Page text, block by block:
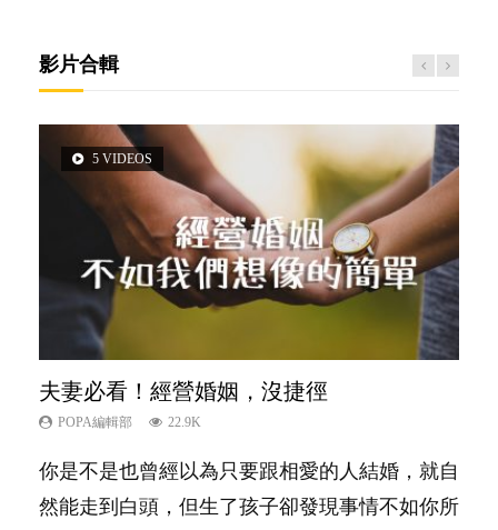
影片合輯
5 VIDEOS
夫妻必看！經營婚姻，沒捷徑
POPA編輯部 22.9K
你是不是也曾經以為只要跟相愛的人結婚，就自
然能走到白頭，但生了孩子卻發現事情不如你所
3 VIDEOS
內向孩子的特質，你懂嗎？
POPA編輯部 10K
陽光又健談的孩子總是很容易得到大家的喜愛，
特別是在講究團隊精神、鼓勵大家積極發表意見
14 VIDEOS
新手父母不用怕
POPA編輯部 16.3K
相信許多人初為人父母，由懷孕開始到孩子呱呱
落地，心中都有數之不盡的問題～這裡一次過集
2 VIDEOS
想孩子學好外語，點做好？
POPA編輯部 9.9K
有人話學多種語言越早開始越好，有人卻說一時
間太多語言，會令孩子感到混淆，到底誰是誰
6 VIDEOS
孩子能力天注定？
POPA編輯部 7.9K
很多父母都希望孩子係個「叻仔叻女」，學業別
太差，日常自理井井有條。這樣的孩子是萬中無